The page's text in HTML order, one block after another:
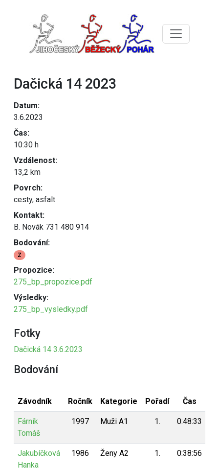
Dačická 14 2023
Datum:
3.6.2023
Čas:
10:30 h
Vzdálenost:
13,2 km
Povrch:
cesty, asfalt
Kontakt:
B. Novák 731 480 914
Bodování:
Z
Propozice:
275_bp_propozice.pdf
Výsledky:
275_bp_vysledky.pdf
Fotky
Dačická 14 3.6.2023
Bodování
Závodník Ročník Kategorie Pořadí Čas
Fárník
Tomáš
1997 Muži A1 1. 0:48:33
Jakubíčková
Hanka
1986 Ženy A2 1. 0:38:56